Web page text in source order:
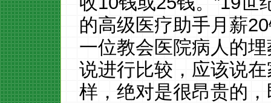
的高级医疗助手月薪
一位教会医院病人的
说进行比较，应该说
样，绝对是很昂贵的